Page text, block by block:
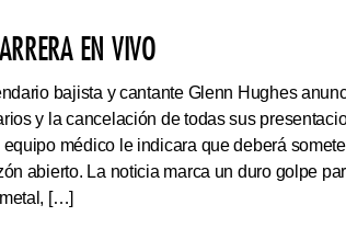
EN VIVO
bajista y cantante Glenn Hughes
y la cancelación de todas sus
equipo médico le indicara que deberá
abierto. La noticia marca un duro golpe
[…]